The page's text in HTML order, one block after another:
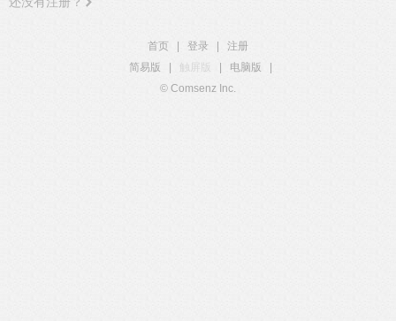
首页 登录
注册
简易版
触屏版 电脑版
© Comsenz Inc.